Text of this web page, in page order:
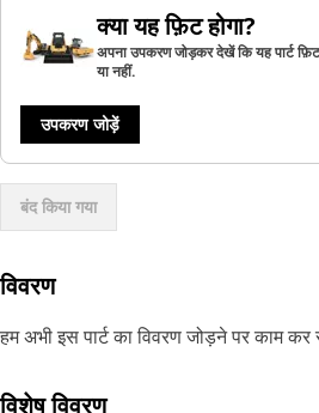
क्या यह फ़िट होगा?
अपना उपकरण जोड़कर देखें कि यह पार्ट
या नहीं.
उपकरण जोड़ें
बंद किया गया
विवरण
हम अभी इस पार्ट का विवरण जोड़ने पर काम कर
विशेष विवरण